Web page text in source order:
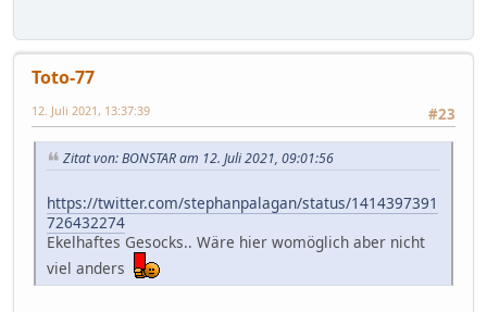
Toto-77
#23
12. Juli 2021, 13:37:39
Zitat von: BONSTAR am 12. Juli 2021, 09:01:56
https://twitter.com/stephanpalagan/status/1414397391
726432274
Ekelhaftes Gesocks.. Wäre hier womöglich aber nicht
viel anders